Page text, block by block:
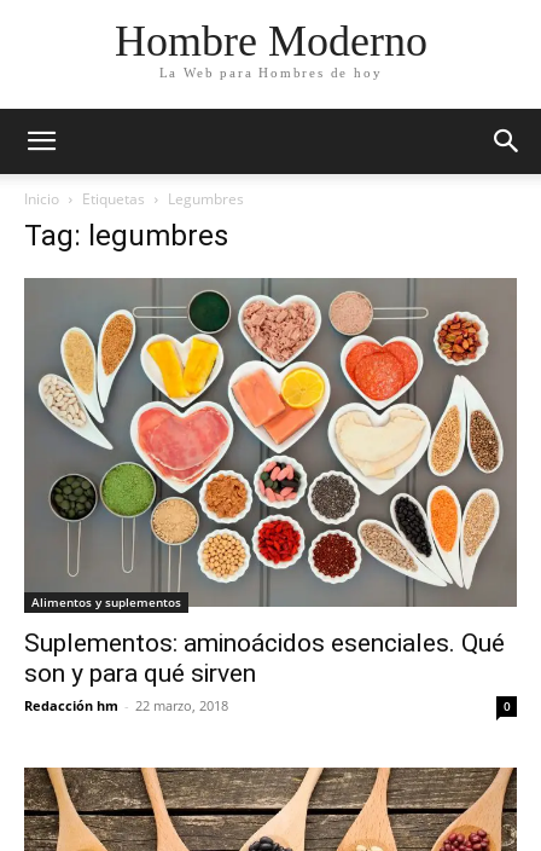
Hombre Moderno
La Web para Hombres de hoy
Inicio Etiquetas Legumbres
Tag: legumbres
Alimentos y suplementos
Suplementos: aminoácidos esenciales. Qué
son y para qué sirven
Redacción hm - 22 marzo, 2018 0